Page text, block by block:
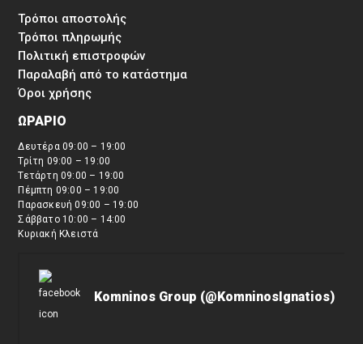
Τρόποι αποστολής
Τρόποι πληρωμής
Πολιτική επιστροφών
Παραλαβή από το κατάστημα
Όροι χρήσης
ΩΡΑΡΙΟ
Δευτέρα 09:00 – 19:00
Τρίτη 09:00 – 19:00
Τετάρτη 09:00 – 19:00
Πέμπτη 09:00 – 19:00
Παρασκευή 09:00 – 19:00
Σάββατο 10:00 – 14:00
Κυριακή Κλειστά
Komninos Group (@KomninosIgnatios)